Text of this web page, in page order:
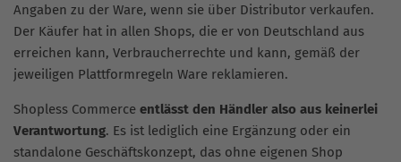
Angaben zu der Ware, wenn sie über Distributor verkaufen.
Der Käufer hat in allen Shops, die er von Deutschland aus
erreichen kann, Verbraucherrechte und kann, gemäß der
jeweiligen Plattformregeln Ware reklamieren.
Shopless Commerce entlässt den Händler also aus keinerlei
Verantwortung. Es ist lediglich eine Ergänzung oder ein
standalone Geschäftskonzept, das ohne eigenen Shop